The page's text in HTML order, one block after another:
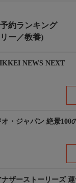
約ランキング
ー／教養)
NEWS NEXT
オ・ジャパン 絶景100
ナザーストーリーズ